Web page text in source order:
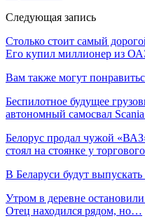
Следующая запись
Столько стоит самый
Его купил миллионер из
Вам также могут
Беспилотное будущее
автономный самосвал
Белорус продал чужой
стоял на стоянке у
В Беларуси будут выпускать
Утром в деревне
Отец находился рядом, но…